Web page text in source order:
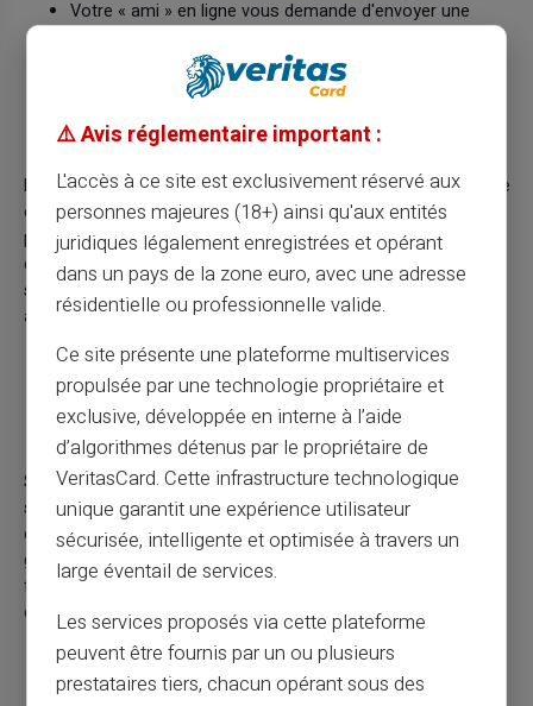
Votre « ami » en ligne vous demande d'envoyer une
3. Renseignez-vous
De nombreuses actions recommandées par les opérateurs de
ces escroqueries étaient surévaluées et leur envolée n'était
pas justifiée. Il est fortement recommandé aux investisseurs
de se renseigner sur une entreprise avant d'y investir, ou de
solliciter l'avis indépendant de conseillers en investissement
agréés.
4. Méfiez-vous des investissements trop
beaux pour être vrais
Si un investissement semble trop beau pour être vrai, c'est
souvent le cas. N'oubliez pas qu'il n'existe pas
d'investissement à faible risque avec des rendements
garantis élevés ; une affirmation fréquemment utilisée par les
fraudeurs pour attirer les investisseurs imprudents en
exploitant leur peur de manquer une opportunité.
⚠️ Avis réglementaire important :
L'accès à ce site est exclusivement réservé aux
personnes majeures (18+) ainsi qu'aux entités
juridiques légalement enregistrées et opérant
dans un pays de la zone euro, avec une adresse
résidentielle ou professionnelle valide.
Ce site présente une plateforme multiservices
propulsée par une technologie propriétaire et
exclusive, développée en interne à l’aide
d’algorithmes détenus par le propriétaire de
VeritasCard. Cette infrastructure technologique
unique garantit une expérience utilisateur
sécurisée, intelligente et optimisée à travers un
large éventail de services.
Les services proposés via cette plateforme
peuvent être fournis par un ou plusieurs
prestataires tiers, chacun opérant sous des